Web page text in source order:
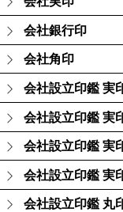
会社銀行印
会社角印
会社設立印鑑 実
会社設立印鑑 実
会社設立印鑑 実
会社設立印鑑 実
会社設立印鑑 丸